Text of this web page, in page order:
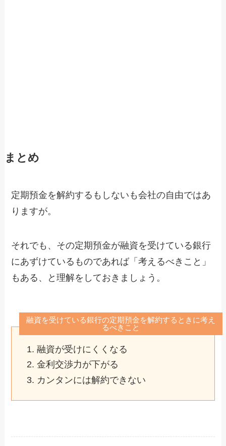
まとめ
定期預金を解約するもしないも会社の自由ではあ
りますが。
それでも、その定期預金が融資を受けている銀行
にあずけているものであれば「考えるべきこと」
もある、と理解をしておきましょう。
融資を受けている銀行の定期預金を解約するときに考え
るべきこと
融資が受けにくくなる
金利交渉力が下がる
カンタンには解約できない